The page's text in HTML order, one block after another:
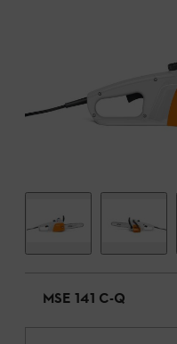
MSE 141 C-Q